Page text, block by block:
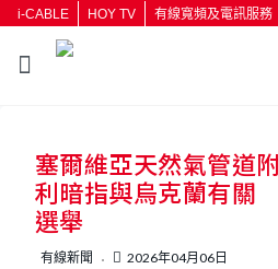
i-CABLE HOY TV 有線寬頻及電訊服務
按輸入鍵開始
塞爾維亞天然氣管道
利暗指與烏克蘭有關
選舉
有線新聞 2026年04月06日